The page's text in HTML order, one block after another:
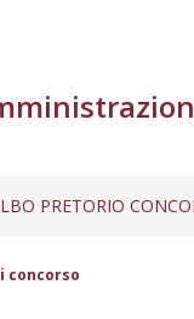
PRETORIO
concorso